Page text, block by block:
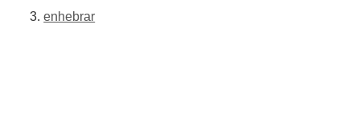
enhebrar